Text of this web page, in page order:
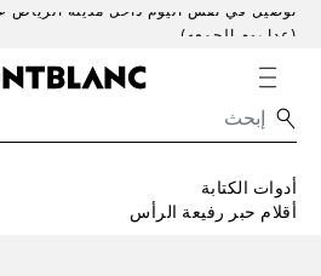
(عدا يوم الجمعه)
أدوات الكتابة
أقلام حبر رفيعة الرأس